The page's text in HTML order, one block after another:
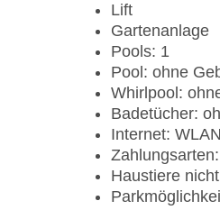
Lift
Gartenanlage
Pools: 1
Pool: ohne
Whirlpool:
Badetücher:
Internet:
Haustiere